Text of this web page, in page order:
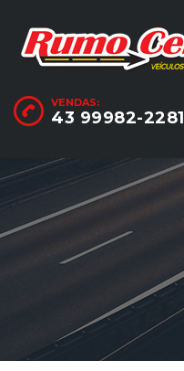
VENDAS:
43 99982-2281